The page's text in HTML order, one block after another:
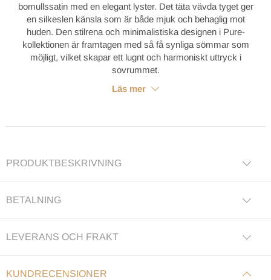
bomullssatin med en elegant lyster. Det täta vävda tyget ger
en silkeslen känsla som är både mjuk och behaglig mot
huden. Den stilrena och minimalistiska designen i Pure-
kollektionen är framtagen med så få synliga sömmar som
möjligt, vilket skapar ett lugnt och harmoniskt uttryck i
sovrummet.
Läs mer
PRODUKTBESKRIVNING
BETALNING
LEVERANS OCH FRAKT
KUNDRECENSIONER